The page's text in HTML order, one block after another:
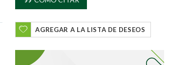
AGREGAR A LA LISTA DE DESEOS